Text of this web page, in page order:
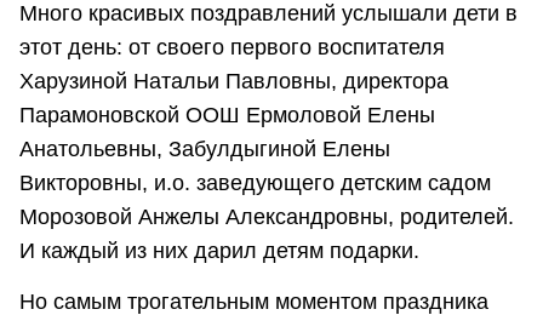
Много красивых поздравлений услышали дети в
этот день: от своего первого воспитателя
Харузиной Натальи Павловны, директора
Парамоновской ООШ Ермоловой Елены
Анатольевны, Забулдыгиной Елены
Викторовны, и.о. заведующего детским садом
Морозовой Анжелы Александровны, родителей.
И каждый из них дарил детям подарки.
Но самым трогательным моментом праздника